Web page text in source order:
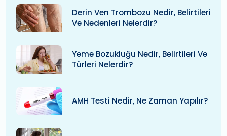
Derin Ven Trombozu Nedir, Belirtileri
Ve Nedenleri Nelerdir?
Yeme Bozukluğu Nedir, Belirtileri Ve
Türleri Nelerdir?
AMH Testi Nedir, Ne Zaman Yapılır?